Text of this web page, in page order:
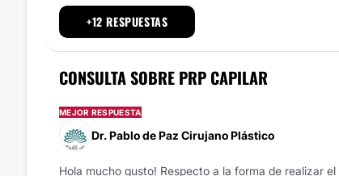
+12 RESPUESTAS
CONSULTA SOBRE PRP CAPILAR
MEJOR RESPUESTA
Dr. Pablo de Paz Cirujano Plástico
Hola mucho gusto! Respecto a la forma de realizar